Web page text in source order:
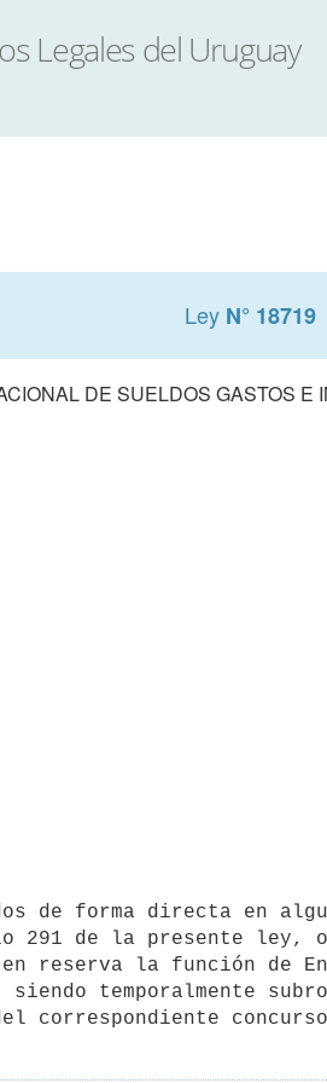
Ley N° 18719
DE SUELDOS GASTOS E
291 de la presente ley, o
reserva la función de
temporalmente